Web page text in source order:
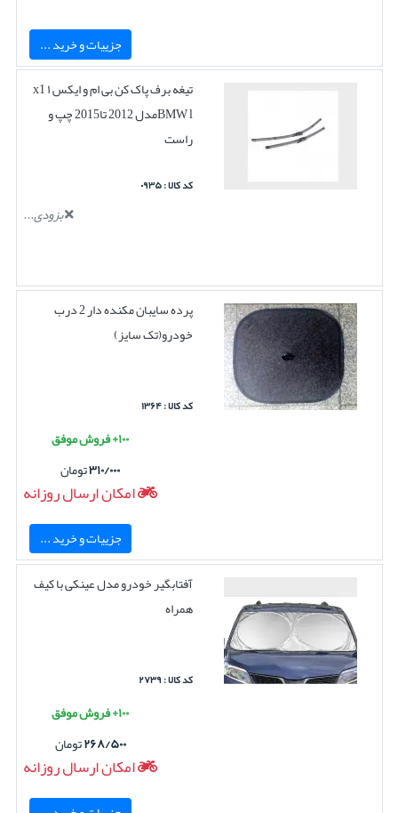
جزییات و خرید ...
تیغه برف پاک کن بی ام و ایکس ۱ x1
BMW lمدل 2012 تا2015 چپ و
راست
کد کالا : ۰۹۳۵
بزودی...
پرده سایبان مکنده دار 2 درب
خودرو(تک سایز)
کد کالا : ۱۳۶۴
۱۰۰+ فروش موفق
۳۱۰/۰۰۰تومان
امکان ارسال روزانه
جزییات و خرید ...
آفتابگیر خودرو مدل عینکی با کیف
همراه
کد کالا : ۲۷۳۹
۱۰۰+ فروش موفق
۲۶۸/۵۰۰تومان
امکان ارسال روزانه